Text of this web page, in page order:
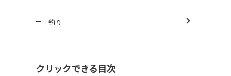
釣り
クリックできる目次